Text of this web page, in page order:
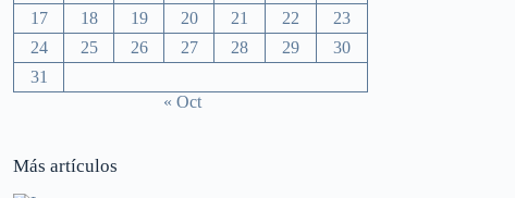
17
18 19 20 21 22
23
24
25 26 27 28 29
30
31
« Oct
Más artículos